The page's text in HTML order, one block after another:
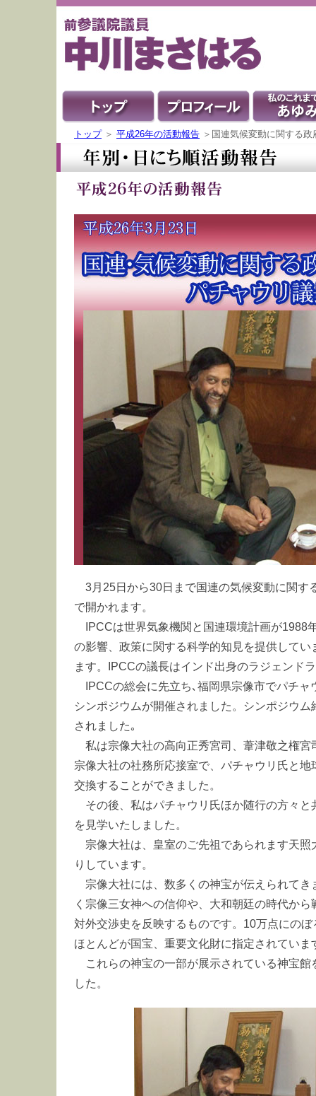
トップ＞ 平成26年の活動報告 ＞国連気候変動に関する
3月25日から30日まで国連の気候変動に関す
で開かれます。
IPCCは世界気象機関と国連環境計画が1988
の影響、政策に関する科学的知見を提供して
ます。IPCCの議長はインド出身のラジェンド
IPCCの総会に先立ち､福岡県宗像市でパチ
シンポジウムが開催されました。シンポジウ
されました｡
私は宗像大社の高向正秀宮司、葦津敬之権
宗像大社の社務所応接室で、パチャウリ氏と
交換することができました。
その後、私はパチャウリ氏ほか随行の方々
を見学いたしました。
宗像大社は、皇室のご先祖であられます天
りしています。
宗像大社には、数多くの神宝が伝えられて
く宗像三女神への信仰や、大和朝廷の時代か
対外交渉史を反映するものです。10万点にの
ほとんどが国宝、重要文化財に指定されてい
これらの神宝の一部が展示されている神宝
した。